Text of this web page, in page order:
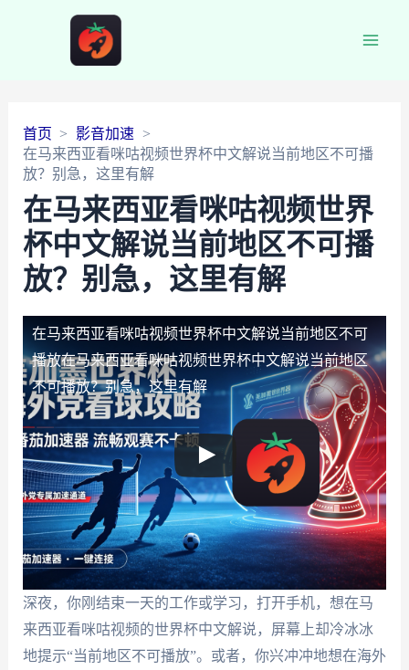
首页
影音加速
在马来西亚看咪咕视频世界杯中文解说当前地区不可播
放？别急，这里有解
在马来西亚看咪咕视频世界
杯中文解说当前地区不可播
放？别急，这里有解
在马来西亚看咪咕视频世界杯中文解说当前地区不可
播放在马来西亚看咪咕视频世界杯中文解说当前地区
不可播放？别急，这里有解
深夜，你刚结束一天的工作或学习，打开手机，想在马
来西亚看咪咕视频的世界杯中文解说，屏幕上却冷冰冰
地提示“当前地区不可播放”。或者，你兴冲冲地想在海外